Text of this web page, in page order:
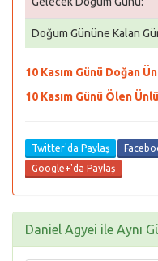
Doğum Gününe Kalan
10 Kasım Günü Doğan
10 Kasım Günü Ölen
Twitter'da Paylaş
Google+'da Paylaş
Daniel Agyei ile Aynı